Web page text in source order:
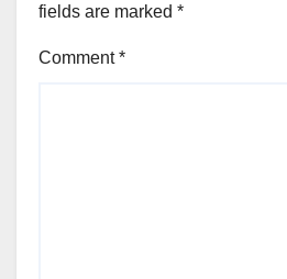
fields are marked *
Comment*